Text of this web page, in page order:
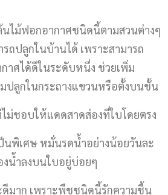
ไม้ฟอกอากาศชนิดนี้ตามสวนต่างๆ
ถปลูกในบ้านได้ เพราะสามารถ
าศได้ดีในระดับหนึ่ง ช่วยเพิ่ม
ปลูกในกระถางแขวนหรือตั้งบนชั้น
ม่ชอบให้แดดสาดส่องที่ใบโดยตรง
นพิเศษ หมั่นรดน้ำอย่างน้อยวันละ
น้ำลงบนใบอยู่บ่อยๆ
ดีมาก เพราะพืชชนิดนี้รักความชื้น